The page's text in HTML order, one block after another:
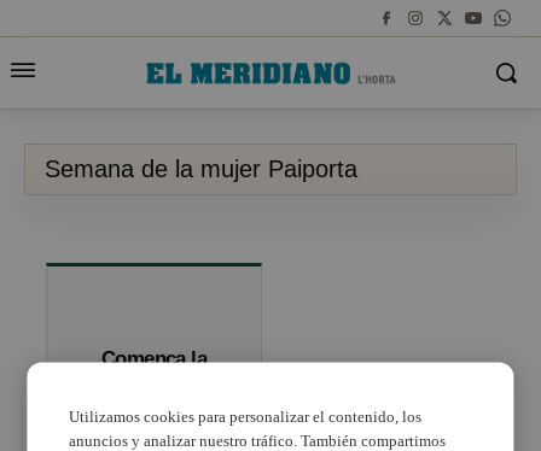
Semana de la mujer Paiporta
Comença la
Utilizamos cookies para personalizar el contenido, los
anuncios y analizar nuestro tráfico. También compartimos